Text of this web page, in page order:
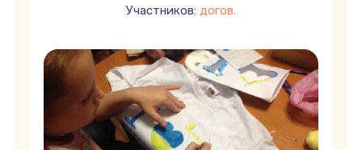
Участников: догов.